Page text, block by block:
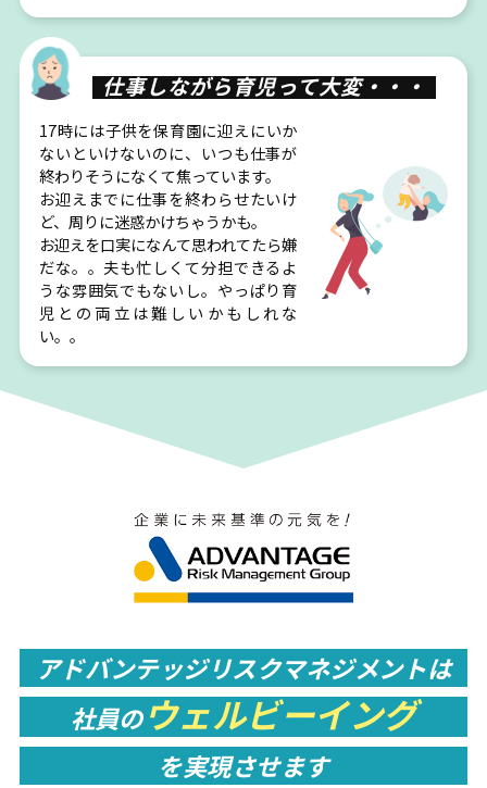
仕事しながら育児って大変・・・
17時には子供を保育園に迎えにいか
ないといけないのに、いつも仕事が
終わりそうになくて焦っています。
お迎えまでに仕事を終わらせたいけ
ど、周りに迷惑かけちゃうかも。
お迎えを口実になんて思われてたら嫌
だな。。夫も忙しくて分担できるよ
うな雰囲気でもないし。やっぱり育
児との両立は難しいかもしれな
い。。
アドバンテッジリスクマネジメントは
社員のウェルビーイング
を実現させます